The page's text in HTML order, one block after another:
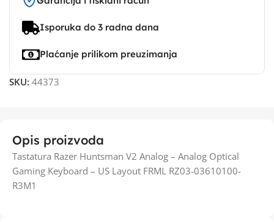
Isporuka do 3 radna dana
Plaćanje prilikom preuzimanja
SKU: 44373
Opis proizvoda
Tastatura Razer Huntsman V2 Analog – Analog Optical
Gaming Keyboard – US Layout FRML RZ03-03610100-
R3M1